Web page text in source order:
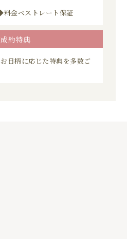
金ベストレート保証
約特典
日柄に応じた特典を多数ご